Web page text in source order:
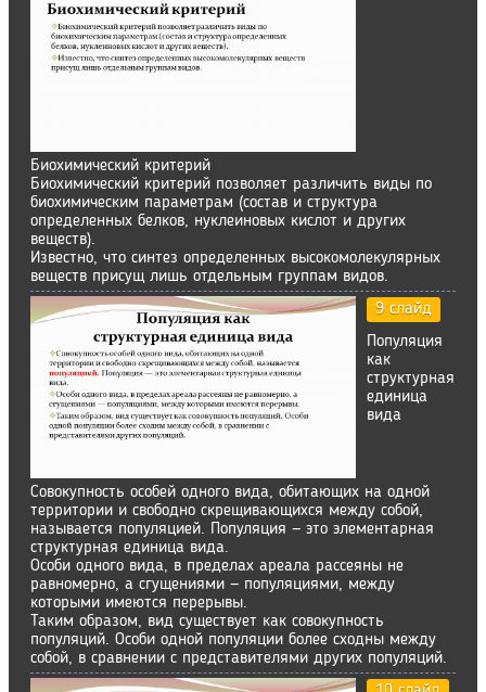
Биохимический критерий
Биохимический критерий позволяет различить виды по
биохимическим параметрам (состав и структура
определенных белков, нуклеиновых кислот и других
веществ).
Известно, что синтез определенных высокомолекулярных
веществ присущ лишь отдельным группам видов.
9 слайд
Популяция
как
структурная
единица
вида
Совокупность особей одного вида, обитающих на одной
территории и свободно скрещивающихся между собой,
называется популяцией. Популяция — это элементарная
структурная единица вида.
Особи одного вида, в пределах ареала рассеяны не
равномерно, а сгущениями — популяциями, между
которыми имеются перерывы.
Таким образом, вид существует как совокупность
популяций. Особи одной популяции более сходны между
собой, в сравнении с представителями других популяций.